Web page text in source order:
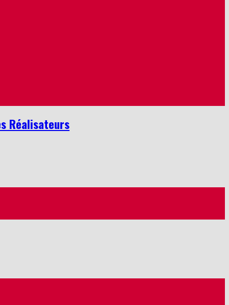
Réalisateurs